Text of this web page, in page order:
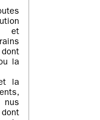
et
dont
la
la
nus